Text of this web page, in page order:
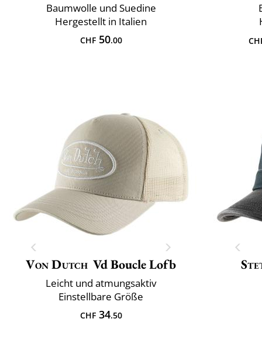
Baumwolle und Suedine
Hergestellt in Italien
CHF50.00
Von Dutch Vd Boucle Lofb
Leicht und atmungsaktiv
Einstellbare Größe
CHF34.50